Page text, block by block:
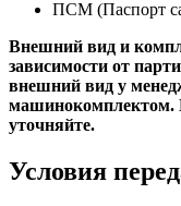
ПСМ (Паспорт
Внешний вид и
зависимости от
внешний вид у
машинокомплектом.
уточняйте.
Условия